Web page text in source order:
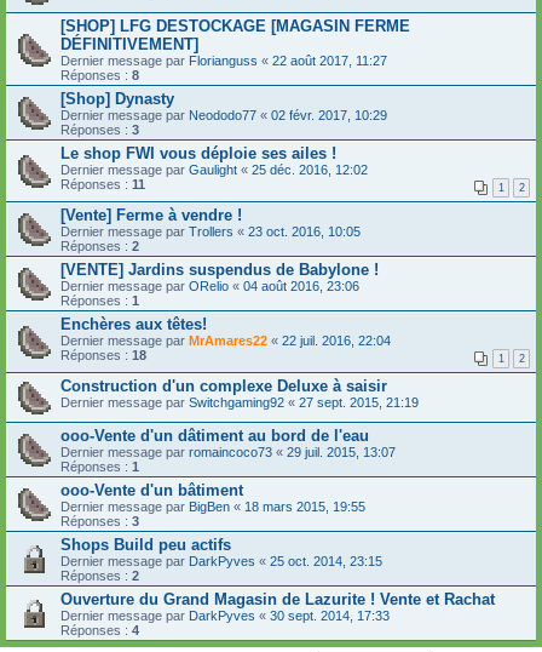
[SHOP] LFG DESTOCKAGE [MAGASIN FERME
DÉFINITIVEMENT]
Dernier message par Florianguss « 22 août 2017, 11:27
Réponses : 8
[Shop] Dynasty
Dernier message par Neododo77 « 02 févr. 2017, 10:29
Réponses : 3
Le shop FWI vous déploie ses ailes !
Dernier message par Gaulight « 25 déc. 2016, 12:02
Réponses : 11 1 2
[Vente] Ferme à vendre !
Dernier message par Trollers « 23 oct. 2016, 10:05
Réponses : 2
[VENTE] Jardins suspendus de Babylone !
Dernier message par ORelio « 04 août 2016, 23:06
Réponses : 1
Enchères aux têtes!
Dernier message par MrAmares22 « 22 juil. 2016, 22:04
Réponses : 18 1 2
Construction d'un complexe Deluxe à saisir
Dernier message par Switchgaming92 « 27 sept. 2015, 21:19
ooo-Vente d'un dâtiment au bord de l'eau
Dernier message par romaincoco73 « 29 juil. 2015, 13:07
Réponses : 1
ooo-Vente d'un bâtiment
Dernier message par BigBen « 18 mars 2015, 19:55
Réponses : 3
Shops Build peu actifs
Dernier message par DarkPyves « 25 oct. 2014, 23:15
Réponses : 2
Ouverture du Grand Magasin de Lazurite ! Vente et Rachat
Dernier message par DarkPyves « 30 sept. 2014, 17:33
Réponses : 4